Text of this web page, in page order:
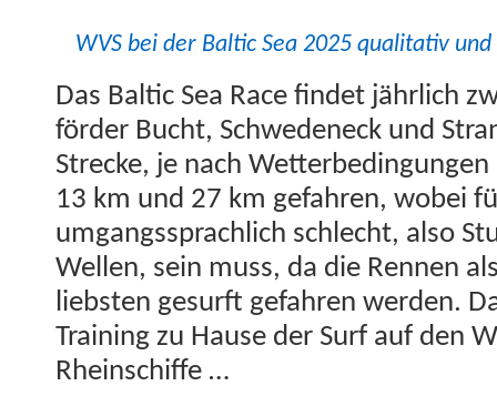
WVS bei der Baltic Sea 2025 qual­i­ta­tiv
Das Baltic Sea Race find­et jährlich
förder Bucht, Schwe­de­neck und
Strecke, je nach
13 km und 27 km gefahren, wobei
umgangssprach­lich schlecht, also
Wellen, sein muss, da die Ren­nen
lieb­sten gesurft gefahren wer­den.
Train­ing zu Hause der Surf auf den
Rheinschiffe …